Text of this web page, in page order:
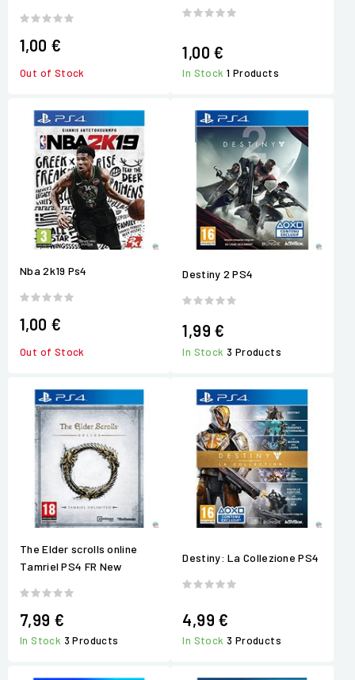
1,00 €
Out of Stock
1,00 €
In Stock1 Products
Nba 2k19 Ps4
1,00 €
Out of Stock
Destiny 2 PS4
1,99 €
In Stock 3 Products
The Elder scrolls online
Tamriel PS4 FR New
7,99 €
In Stock 3 Products
Destiny: La Collezione PS4
4,99 €
In Stock 3 Products